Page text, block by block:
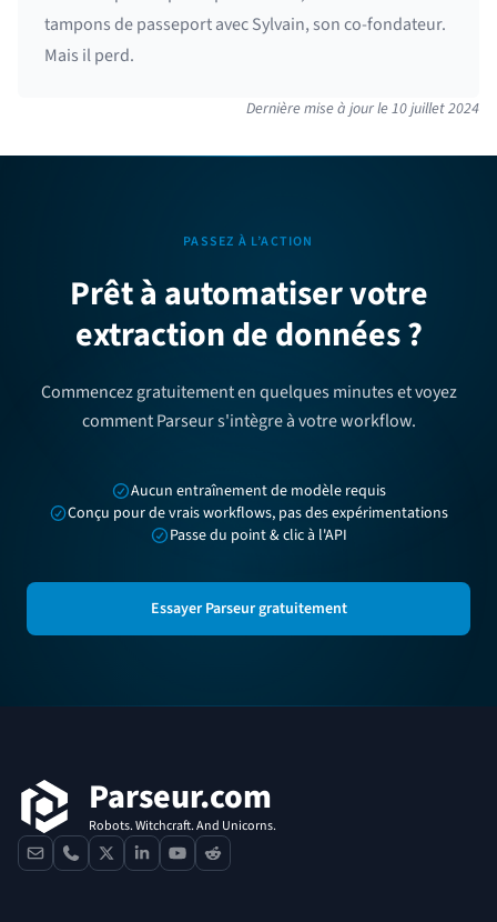
tampons de passeport avec Sylvain, son co-fondateur.
Mais il perd.
Dernière mise à jour le10 juillet 2024
PASSEZ À L’ACTION
Prêt à automatiser votre
extraction de données ?
Commencez gratuitement en quelques minutes et voyez
comment Parseur s'intègre à votre workflow.
Aucun entraînement de modèle requis
Conçu pour de vrais workflows, pas des expérimentations
Passe du point & clic à l'API
Essayer Parseur gratuitement
Parseur.com
Robots. Witchcraft. And Unicorns.
contactphone
x linkedinyoutube
reddit